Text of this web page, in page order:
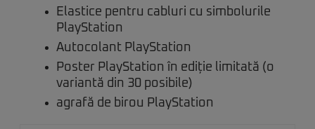
Elastice pentru cabluri cu simbolurile
PlayStation
Autocolant PlayStation
Poster PlayStation în ediție limitată (o
variantă din 30 posibile)
agrafă de birou PlayStation